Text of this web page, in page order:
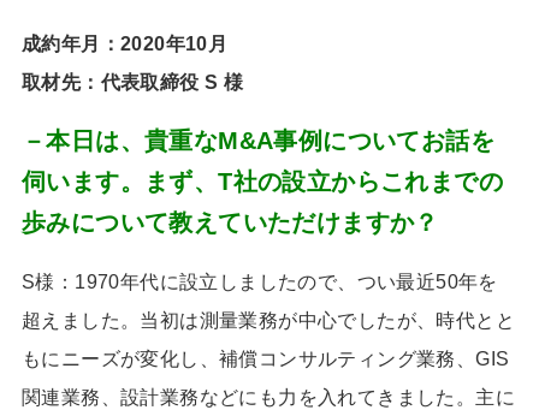
成約年月：2020年10月
取材先：代表取締役 S 様
－本日は、貴重なM&A事例についてお話を
伺います。まず、T社の設立からこれまでの
歩みについて教えていただけますか？
S様：1970年代に設立しましたので、つい最近50年を
超えました。当初は測量業務が中心でしたが、時代とと
もにニーズが変化し、補償コンサルティング業務、GIS
関連業務、設計業務などにも力を入れてきました。主に